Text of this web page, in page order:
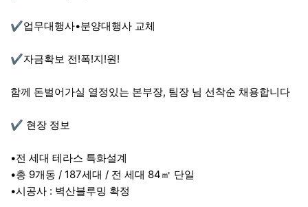
✔️업무대행사•분양대행사 교체
✔️자금확보 전!폭!지!원!
함께 돈벌어가실 열정있는 본부장, 팀장 님 선착순 채용합니다
✔️ 현장 정보
•전 세대 테라스 특화설계
•총 9개동 / 187세대 / 전 세대 84㎡ 단일
•시공사 : 벽산블루밍 확정